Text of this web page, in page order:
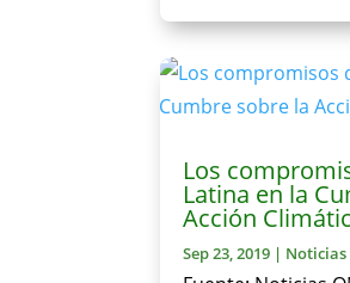
Los
Latina en la
Acción
Sep 23, 2019 | Noticias